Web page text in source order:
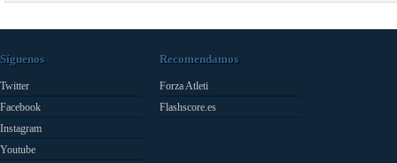
Síguenos
Twitter
Facebook
Instagram
Youtube
Recomendamos
Forza Atleti
Flashscore.es